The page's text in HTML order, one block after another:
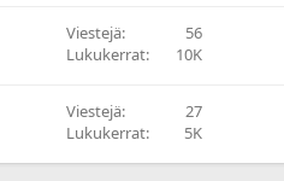
Viestejä
56
Lukukerrat
10K
Viestejä
27
Lukukerrat
5K